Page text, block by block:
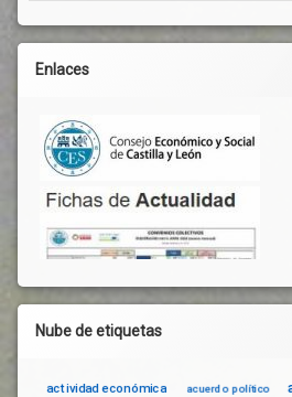
Enlaces
Nube de etiquetas
actividad económica acuerdo político